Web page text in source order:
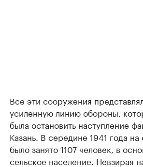
Все эти сооружения
усиленную линию обороны,
была остановить наступление
Казань. В середине 1941 года на
было занято 1107 человек, в
сельское население. Невзирая